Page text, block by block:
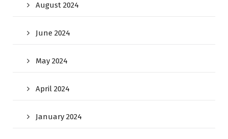
August 2024
June 2024
May 2024
April 2024
January 2024